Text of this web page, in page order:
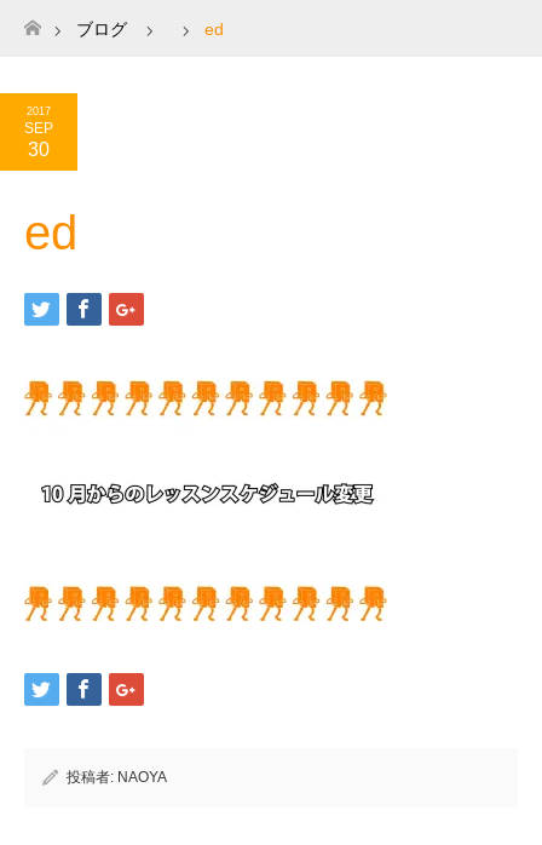
ホーム
ブログ ed
2017
SEP
30
ed
投稿者: NAOYA